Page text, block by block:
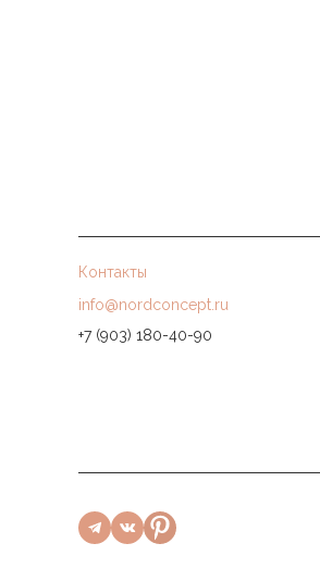
Контакты
info@nordconcept.ru
+7 (903) 180-40-90